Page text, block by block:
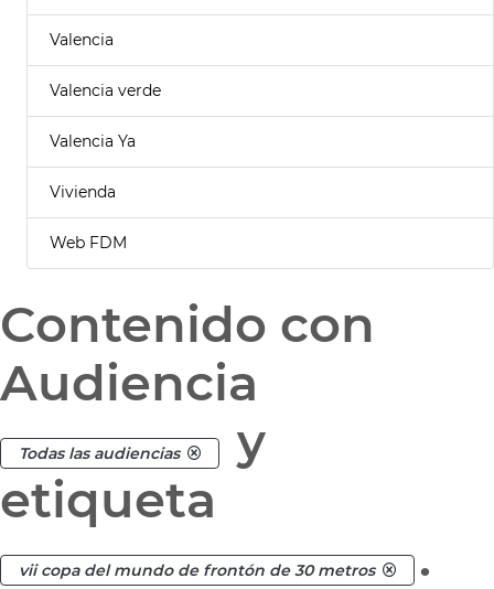
Valencia
Valencia verde
Valencia Ya
Vivienda
Web FDM
Contenido con
Audiencia
Todas las audiencias
y
etiqueta
vii copa del mundo de frontón de 30 metros .